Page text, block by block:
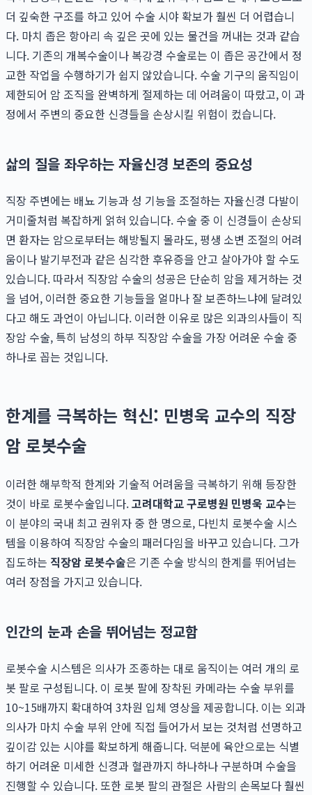
더 깊숙한 구조를 하고 있어 수술 시야 확보가 훨씬 더 어렵습니
다. 마치 좁은 항아리 속 깊은 곳에 있는 물건을 꺼내는 것과 같습
니다. 기존의 개복수술이나 복강경 수술로는 이 좁은 공간에서 정
교한 작업을 수행하기가 쉽지 않았습니다. 수술 기구의 움직임이
제한되어 암 조직을 완벽하게 절제하는 데 어려움이 따랐고, 이 과
정에서 주변의 중요한 신경들을 손상시킬 위험이 컸습니다.
삶의 질을 좌우하는 자율신경 보존의 중요성
직장 주변에는 배뇨 기능과 성 기능을 조절하는 자율신경 다발이
거미줄처럼 복잡하게 얽혀 있습니다. 수술 중 이 신경들이 손상되
면 환자는 암으로부터는 해방될지 몰라도, 평생 소변 조절의 어려
움이나 발기부전과 같은 심각한 후유증을 안고 살아가야 할 수도
있습니다. 따라서 직장암 수술의 성공은 단순히 암을 제거하는 것
을 넘어, 이러한 중요한 기능들을 얼마나 잘 보존하느냐에 달려있
다고 해도 과언이 아닙니다. 이러한 이유로 많은 외과의사들이 직
장암 수술, 특히 남성의 하부 직장암 수술을 가장 어려운 수술 중
하나로 꼽는 것입니다.
한계를 극복하는 혁신: 민병욱 교수의 직장
암 로봇수술
이러한 해부학적 한계와 기술적 어려움을 극복하기 위해 등장한
것이 바로 로봇수술입니다.고려대학교 구로병원 민병욱 교수는
이 분야의 국내 최고 권위자 중 한 명으로, 다빈치 로봇수술 시스
템을 이용하여 직장암 수술의 패러다임을 바꾸고 있습니다. 그가
집도하는 직장암 로봇수술은 기존 수술 방식의 한계를 뛰어넘는
여러 장점을 가지고 있습니다.
인간의 눈과 손을 뛰어넘는 정교함
로봇수술 시스템은 의사가 조종하는 대로 움직이는 여러 개의 로
봇 팔로 구성됩니다. 이 로봇 팔에 장착된 카메라는 수술 부위를
10~15배까지 확대하여 3차원 입체 영상을 제공합니다. 이는 외과
의사가 마치 수술 부위 안에 직접 들어가서 보는 것처럼 선명하고
깊이감 있는 시야를 확보하게 해줍니다. 덕분에 육안으로는 식별
하기 어려운 미세한 신경과 혈관까지 하나하나 구분하며 수술을
진행할 수 있습니다. 또한 로봇 팔의 관절은 사람의 손목보다 훨씬